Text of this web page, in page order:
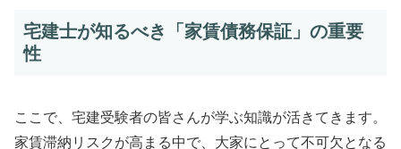
宅建士が知るべき「家賃債務保証」の重要
性
ここで、宅建受験者の皆さんが学ぶ知識が活きてきます。
家賃滞納リスクが高まる中で、大家にとって不可欠となる